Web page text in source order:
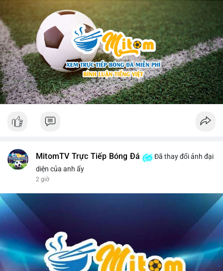
MitomTV Trực Tiếp Bóng Đá
Đã thay đổi ảnh đại
diện của anh ấy
2 giờ